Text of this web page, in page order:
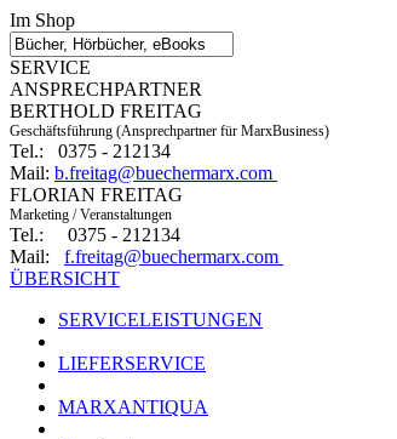
Im Shop
SERVICE
ANSPRECHPARTNER
BERTHOLD FREITAG
Geschäftsführung (Ansprechpartner für MarxBusiness)
Tel.: 0375 - 212134
Mail: b.freitag@buechermarx.com
FLORIAN FREITAG
Marketing / Veranstaltungen
Tel.: 0375 - 212134
Mail: f.freitag@buechermarx.com
ÜBERSICHT
SERVICELEISTUNGEN
LIEFERSERVICE
MARXANTIQUA